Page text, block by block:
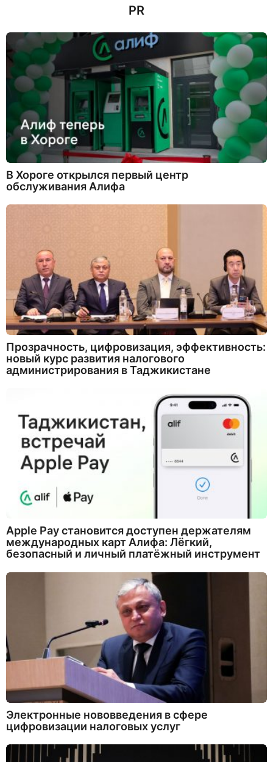
з
д
PR
В Хороге открылся первый центр
обслуживания Алифа
Прозрачность, цифровизация, эффективность:
новый курс развития налогового
администрирования в Таджикистане
Apple Pay становится доступен держателям
международных карт Алифа: Лёгкий,
безопасный и личный платёжный инструмент
Электронные нововведения в сфере
цифровизации налоговых услуг